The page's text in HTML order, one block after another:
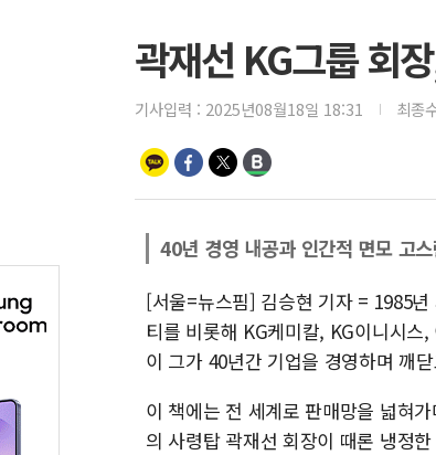
곽재선 KG그룹 회
기사입력 : 2025년08월18일 18:31 최종
40년 경영 내공과 인간적 면모 고
[서울=뉴스핌] 김승현 기자 = 1985
티를 비롯해 KG케미칼, KG이니시
이 그가 40년간 기업을 경영하며 깨
이 책에는 전 세계로 판매망을 넓혀
의 사령탑 곽재선 회장이 때론 냉정